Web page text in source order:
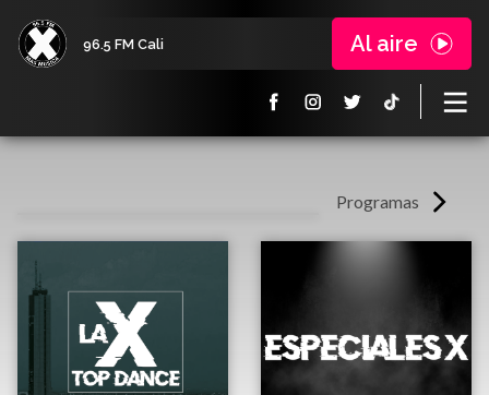
96.5 FM Cali Al aire
Programas